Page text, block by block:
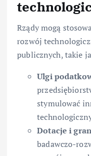
Rządy mogą
rozwój
publicznych, takie
Ulgi
stymulować
Dotacje i
badawczo-